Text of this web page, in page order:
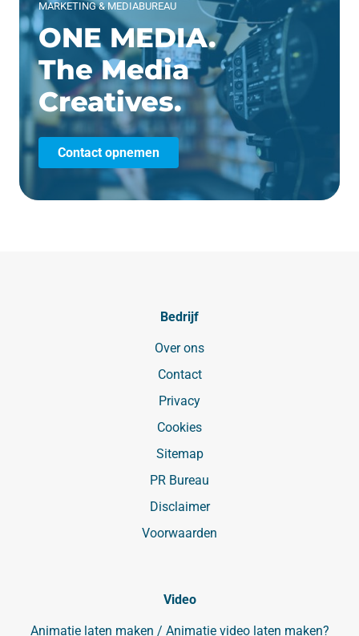
MARKETING & MEDIABUREAU
ONE MEDIA.
The Media
Creatives.
Contact opnemen
Bedrijf
Over ons
Contact
Privacy
Cookies
Sitemap
PR Bureau
Disclaimer
Voorwaarden
Video
Animatie laten maken / Animatie video laten maken?